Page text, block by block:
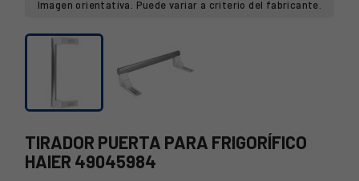
Imagen orientativa. Puede variar a criterio del fabricante.
TIRADOR PUERTA PARA FRIGORÍFICO
HAIER 49045984